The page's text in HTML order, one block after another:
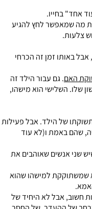
אחד" בחייו.
מה שמאפשר לחץ להגיע
צלעות.
, אבל באותו זמן זה הכרחי
האם. גם עבור הילד זה
שלו. השלישי הוא מישהו,
של הילד. אבל פעילות
שהם באמת ו(לא עוד
שני אנשים שאוהבים את
שמשתוקקת למישהו שהוא
חשוב, אבל לא היחיד של